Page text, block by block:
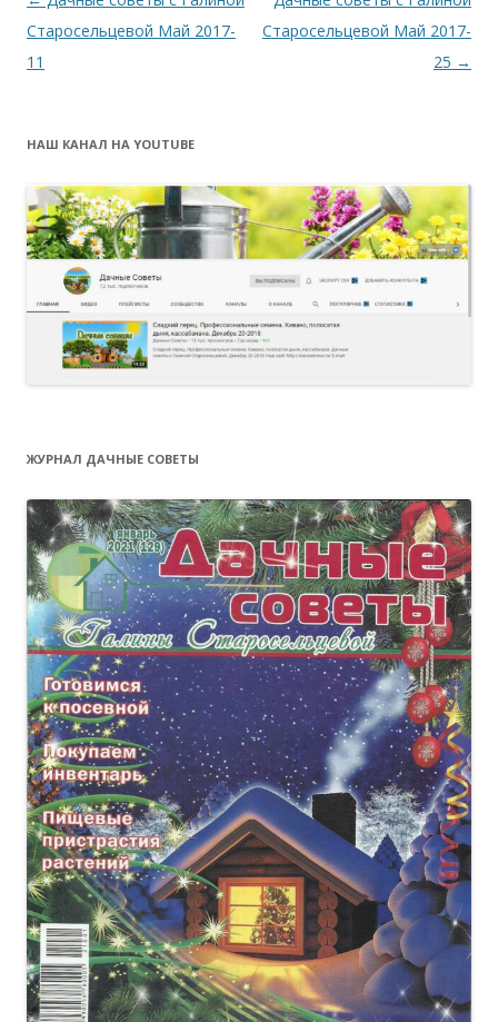
по
записям
Старосельцевой Май 2017-
11
Старосельцевой Май 2017-
25 →
НАШ КАНАЛ НА YOUTUBE
ЖУРНАЛ ДАЧНЫЕ СОВЕТЫ